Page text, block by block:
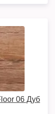
06 Дуб